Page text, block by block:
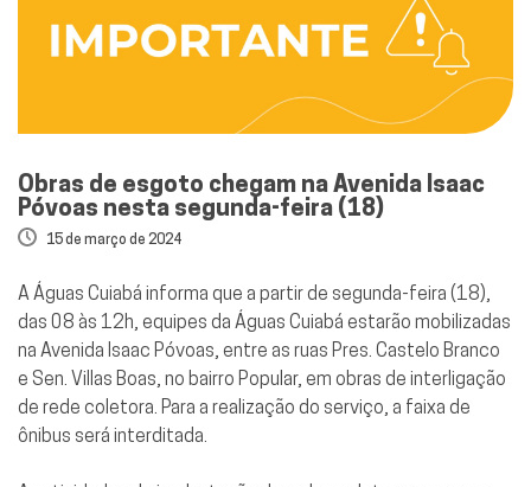
Obras de esgoto chegam na Avenida Isaac
Póvoas nesta segunda-feira (18)
15 de março de 2024
A Águas Cuiabá informa que a partir de segunda-feira (18),
das 08 às 12h, equipes da Águas Cuiabá estarão mobilizadas
na Avenida Isaac Póvoas, entre as ruas Pres. Castelo Branco
e Sen. Villas Boas, no bairro Popular, em obras de interligação
de rede coletora. Para a realização do serviço, a faixa de
ônibus será interditada.